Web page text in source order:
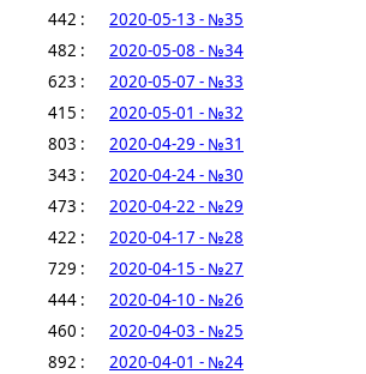
442 :
2020-05-13 - №35
482 :
2020-05-08 - №34
623 :
2020-05-07 - №33
415 :
2020-05-01 - №32
803 :
2020-04-29 - №31
343 :
2020-04-24 - №30
473 :
2020-04-22 - №29
422 :
2020-04-17 - №28
729 :
2020-04-15 - №27
444 :
2020-04-10 - №26
460 :
2020-04-03 - №25
892 :
2020-04-01 - №24